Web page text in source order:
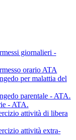
giornalieri -
orario ATA
per malattia del
parentale - ATA.
- ATA.
attività di libera
attività extra-